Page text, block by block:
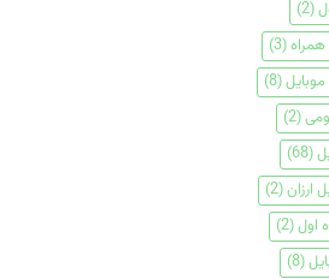
(2)
(3)
(8)
(2)
(68)
ارزان(2)
اول(2)
(8)